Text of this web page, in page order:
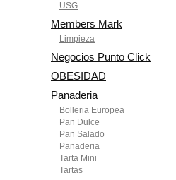
USG
Members Mark
Limpieza
Negocios Punto Click
OBESIDAD
Panaderia
Bolleria Europea
Pan Dulce
Pan Salado
Panaderia
Tarta Mini
Tartas